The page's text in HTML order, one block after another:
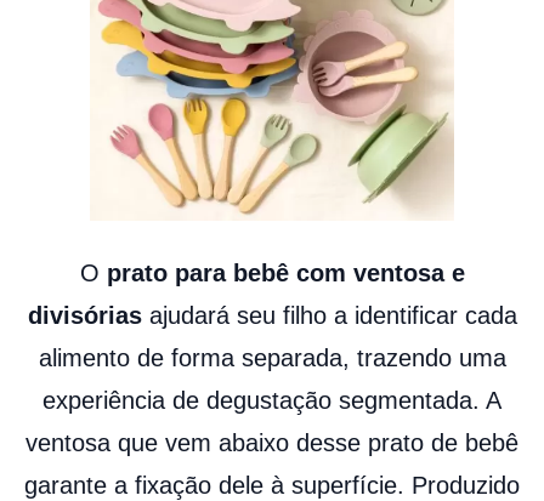
O prato para bebê com ventosa e
divisóriasajudará seu filho a identificar cada
alimento de forma separada, trazendo uma
experiência de degustação segmentada. A
ventosa que vem abaixo desse prato de bebê
garante a fixação dele à superfície. Produzido